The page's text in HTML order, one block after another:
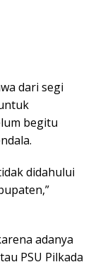
dari segi
begitu
didahului
adanya
PSU Pilkada